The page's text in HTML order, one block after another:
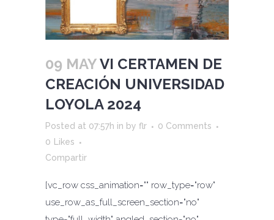
09 MAYVI CERTAMEN DE
CREACIÓN UNIVERSIDAD
LOYOLA 2024
Posted at 07:57h in by flr
0 Comments
0 Likes
Compartir
[vc_row css_animation="" row_type="row"
use_row_as_full_screen_section="no"